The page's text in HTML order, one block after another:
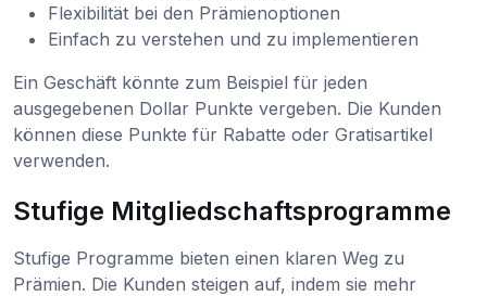
Flexibilität bei den Prämienoptionen
Einfach zu verstehen und zu implementieren
Ein Geschäft könnte zum Beispiel für jeden
ausgegebenen Dollar Punkte vergeben. Die Kunden
können diese Punkte für Rabatte oder Gratisartikel
verwenden.
Stufige Mitgliedschaftsprogramme
Stufige Programme bieten einen klaren Weg zu
Prämien. Die Kunden steigen auf, indem sie mehr